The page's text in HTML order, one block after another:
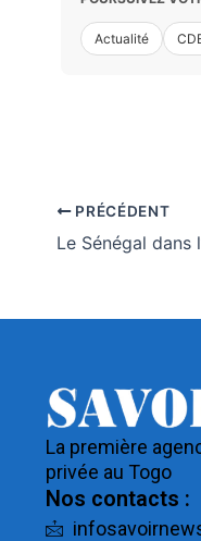
Actualité
PRÉCÉDENT
La première
privée au Togo
Nos contacts :